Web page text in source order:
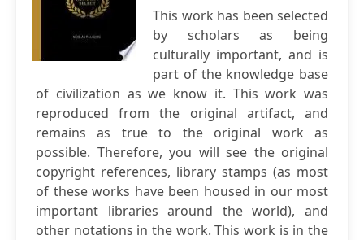
This work has been selected
by scholars as being
culturally important, and is
part of the knowledge base
of civilization as we know it. This work was
reproduced from the original artifact, and
remains as true to the original work as
possible. Therefore, you will see the original
copyright references, library stamps (as most
of these works have been housed in our most
important libraries around the world), and
other notations in the work. This work is in the